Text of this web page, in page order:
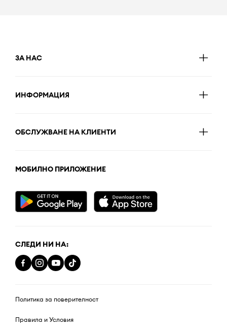
ЗА НАС
ИНФОРМАЦИЯ
ОБСЛУЖВАНЕ НА КЛИЕНТИ
МОБИЛНО ПРИЛОЖЕНИЕ
СЛЕДИ НИ НА:
Политика за поверителност
Правила и Условия